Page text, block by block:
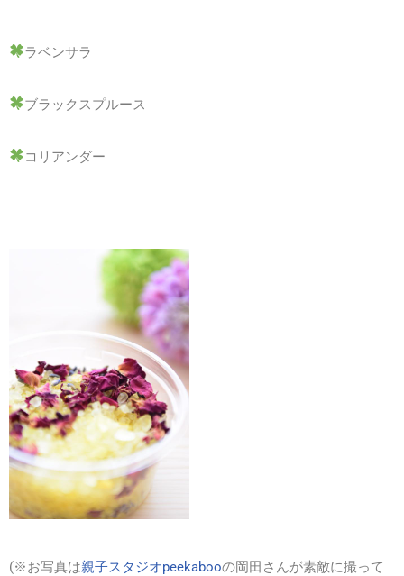
ラベンサラ
ブラックスプルース
コリアンダー
(※お写真は親子スタジオpeekabooの岡田さんが素敵に撮って